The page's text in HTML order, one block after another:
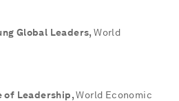
Global Leaders, World
of Leadership, World Economic